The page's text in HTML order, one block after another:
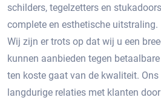
schilders, tegelzetters en
complete en esthetische uitstraling.
Wij zijn er trots op dat wij u een
kunnen aanbieden tegen
ten koste gaat van de kwaliteit.
langdurige relaties met klanten